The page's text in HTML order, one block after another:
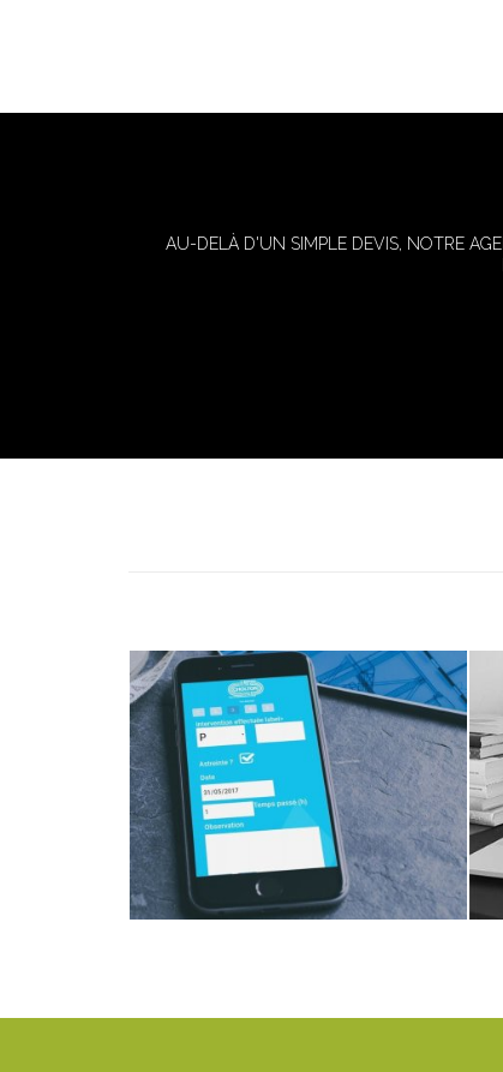
AU-DELÀ D'UN SIMPLE DEVIS, NOTRE